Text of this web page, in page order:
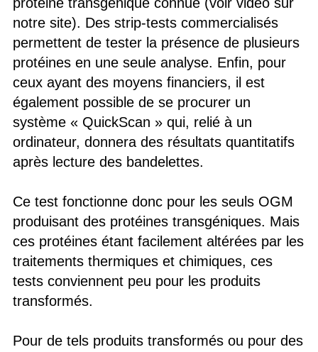
notre site). Des strip-tests commercialisés
permettent de tester la présence de plusieurs
protéines en une seule analyse. Enfin, pour
ceux ayant des moyens financiers, il est
également possible de se procurer un
système « QuickScan » qui, relié à un
ordinateur, donnera des résultats quantitatifs
après lecture des bandelettes.
Ce test fonctionne donc pour les seuls OGM
produisant des protéines transgéniques. Mais
ces protéines étant facilement altérées par les
traitements thermiques et chimiques, ces
tests conviennent peu pour les produits
transformés.
Pour de tels produits transformés ou pour des